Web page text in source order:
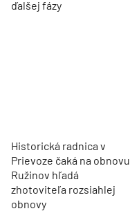
ďalšej fázy
Historická radnica v
Prievoze čaká na obnovu.
Ružinov hľadá
zhotoviteľa rozsiahlej
obnovy